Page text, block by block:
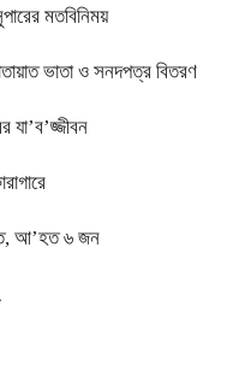
মতবিনিময়
ভাতা ও সনদপত্র বিতরণ
যা’ব’জ্জীবন
আ’হত ৬ জন